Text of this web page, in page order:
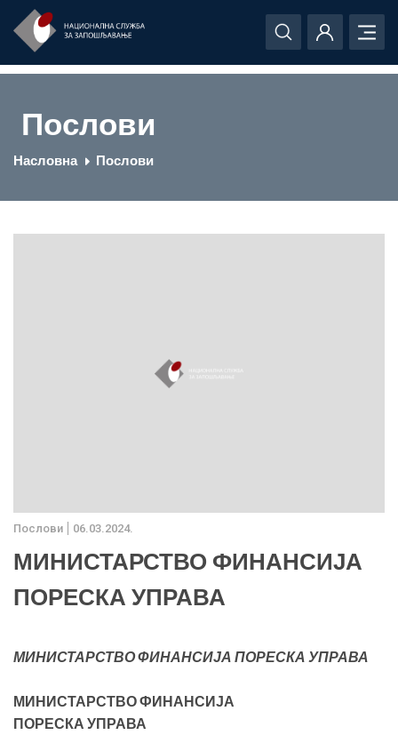
Послови
Насловна Послови
Послови 06.03.2024.
МИНИСТАРСТВО ФИНАНСИЈА
ПОРЕСКА УПРАВА
МИНИСТАРСТВО ФИНАНСИЈА ПОРЕСКА УПРАВА
МИНИСТАРСТВО ФИНАНСИЈА
ПОРЕСКА УПРАВА